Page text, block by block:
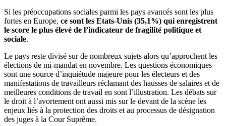
Si les préoccupations sociales parmi les pays avancés sont les plus
fortes en Europe, ce sont les Etats-Unis (35,1%) qui enregistrent
le score le plus élevé de l’indicateur de fragilité politique et
sociale.
Le pays reste divisé sur de nombreux sujets alors qu’approchent les
élections de mi-mandat en novembre. Les questions économiques
sont une source d’inquiétude majeure pour les électeurs et des
manifestations de travailleurs réclamant des hausses de salaires et de
meilleures conditions de travail en sont l’illustration. Les débats sur
le droit à l’avortement ont aussi mis sur le devant de la scène les
enjeux liés à la protection des droits et au processus de désignation
des juges à la Cour Suprême.